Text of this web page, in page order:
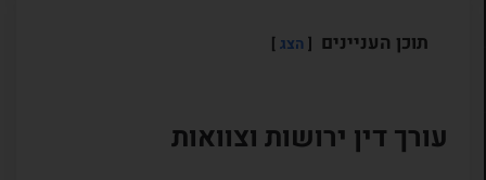
תוכן העניינים הצג
עורך דין ירושות וצוואות